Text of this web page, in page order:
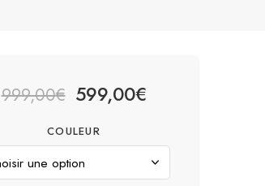
999,00€ 599,00€
COULEUR